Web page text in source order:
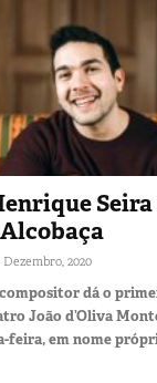
Dezembro, 2020
dá o
João d’Oliva
feira, em nome